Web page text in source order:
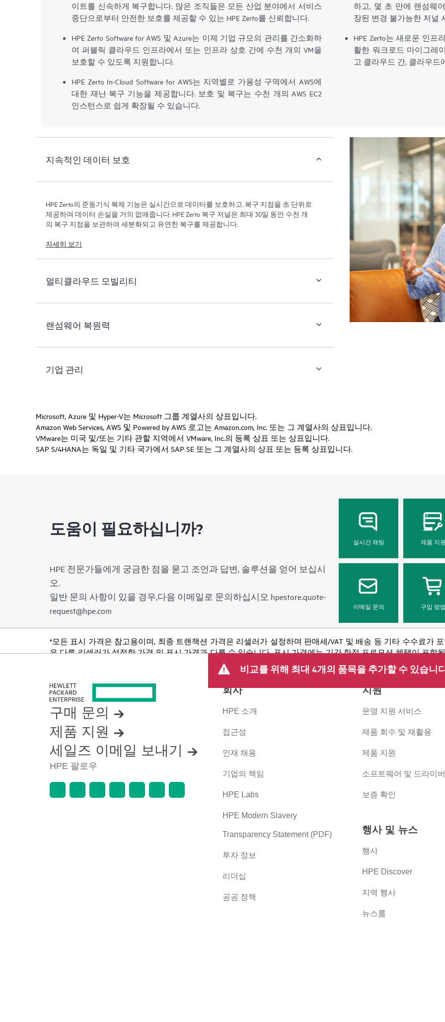
이트를 신속하게 복구합니다. 많은 조직들은 모든 산업 분야에서 서비스
중단으로부터 안전한 보호를 제공할 수 있는 HPE Zerto를 신뢰합니다.
HPE Zerto Software for AWS 및 Azure는 이제 기업 규모의 관리를 간소화하
여 퍼블릭 클라우드 인프라에서 또는 인프라 상호 간에 수천 개의 VM을
보호할 수 있도록 지원합니다.
HPE Zerto In-Cloud Software for AWS는 지역별로 가용성 구역에서 AWS에
대한 재난 복구 기능을 제공합니다. 보호 및 복구는 수천 개의 AWS EC2
인스턴스로 쉽게 확장될 수 있습니다.
하고, 몇 초 만에 랜섬웨
장된 변경 불가능한 저널
HPE Zerto는 새로운 인프
활한 워크로드 마이그레
고 클라우드 간, 클라우드
지속적인 데이터 보호
HPE Zerto의 준동기식 복제 기능은 실시간으로 데이터를 보호하고, 복구 지점을 초 단위로
제공하여 데이터 손실을 거의 없애줍니다. HPE Zerto 복구 저널은 최대 30일 동안 수천 개
의 복구 지점을 보관하여 세분화되고 유연한 복구를 제공합니다.
자세히 보기
멀티클라우드 모빌리티
랜섬웨어 복원력
기업 관리
Microsoft, Azure 및 Hyper-V는 Microsoft 그룹 계열사의 상표입니다.
Amazon Web Services, AWS 및 Powered by AWS 로고는 Amazon.com, Inc. 또는 그 계열사의 상표입니다.
VMware는 미국 및/또는 기타 관할 지역에서 VMware, Inc.의 등록 상표 또는 상표입니다.
SAP S/4HANA는 독일 및 기타 국가에서 SAP SE 또는 그 계열사의 상표 또는 등록 상표입니다.
도움이 필요하십니까?
HPE 전문가들에게 궁금한 점을 묻고 조언과 답변, 솔루션을 얻어 보십시
오.
일반 문의 사항이 있을 경우,다음 이메일로 문의하십시오 hpestore.quote-
request@hpe.com
실시간 채팅 제품 지
이메일 문의 구입 방
*모든 표시 가격은 참고용이며, 최종 트랜잭션 가격은 리셀러가 설정하며 판매세/VAT 및 배송 등 기타 수수료가
은 다른 리셀러가 설정한 가격 및 표시 가격과 다를 수 있습니다. 표시 가격에는 기간 한정 프로모션 혜택이 포함
품 가용성 제한, 프로모션 수명 종료, 광고 오류 등을 포함하되 이에 국한되지 않는 사유로 언제든지 가격을 조정
비교를 위해 최대 4개의 품목을 추가할 수 있습니
구매 문의
제품 지원
세일즈 이메일 보내기
HPE 팔로우
회사
HPE 소개
접근성
인재 채용
기업의 책임
HPE Labs
HPE Modern Slavery
Transparency Statement (PDF)
투자 정보
리더십
공공 정책
지원
운영 지원 서비스
제품 회수 및 재활용
제품 지원
소프트웨어 및 드라이
보증 확인
행사 및 뉴스
행사
HPE Discover
지역 행사
뉴스룸